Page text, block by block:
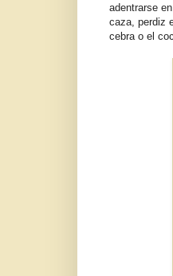
adentrarse
caza, perdiz
cebra o el